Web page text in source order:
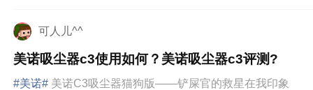
可人儿^^
美诺吸尘器c3使用如何？美诺吸尘器c3评测?
#美诺# 美诺C3吸尘器猫狗版――铲屎官的救星在我印象